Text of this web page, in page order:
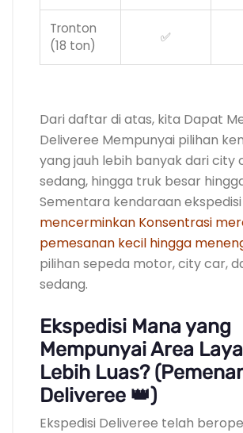
Tronton
(18 ton)
✅
Dari daftar di atas, kita Dapat
Deliveree Mempunyai pilihan
yang jauh lebih banyak dari city
sedang, hingga truk besar
Sementara kendaraan ekspedisi
mencerminkan Konsentrasi
pemesanan kecil hingga
pilihan sepeda motor, city car,
sedang.
Ekspedisi Mana yang
Mempunyai Area
Lebih Luas?
Deliveree 👑)
Ekspedisi Deliveree telah